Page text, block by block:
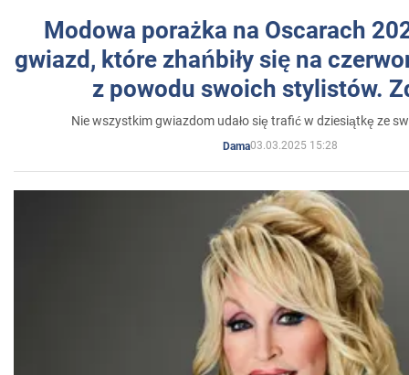
Modowa porażka na Oscarach
gwiazd, które zhańbiły się na
z powodu swoich stylistów.
Nie wszystkim gwiazdom udało się trafić w dziesiątkę ze
Dama03.03.2025 15:28